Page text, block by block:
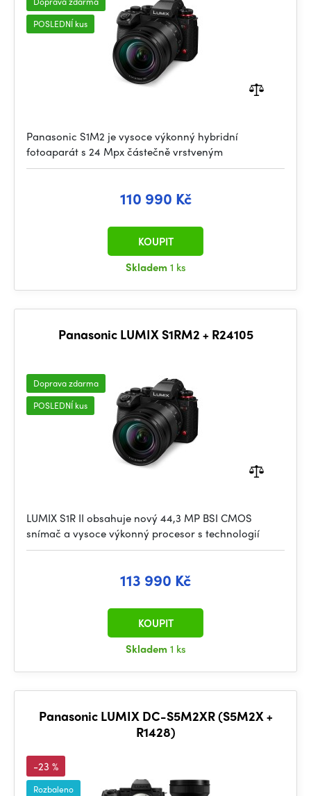
POSLEDNÍ kus
Panasonic S1M2 je vysoce výkonný hybridní
fotoaparát s 24 Mpx částečně vrstveným
110 990 Kč
Skladem1 ks
KOUPIT
Panasonic LUMIX S1RM2 + R24105
Doprava zdarma
POSLEDNÍ kus
LUMIX S1R II obsahuje nový 44,3 MP BSI CMOS
snímač a vysoce výkonný procesor s technologií
113 990 Kč
Skladem1 ks
KOUPIT
Panasonic LUMIX DC-S5M2XR (S5M2X +
R1428)
-23 %
Rozbaleno